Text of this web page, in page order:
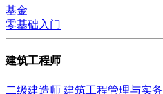
基金
零基础入门
建筑工程师
二级建造师 建筑工程管理与实务